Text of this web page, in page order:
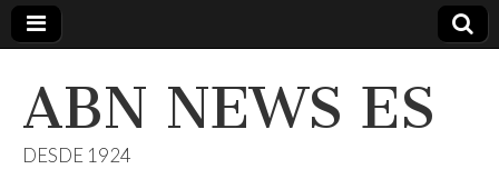
ABN NEWS ES
DESDE 1924